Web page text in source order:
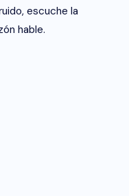
escuche la
hable.